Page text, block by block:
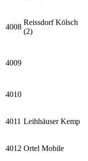
4008
Reissdorf Kölsch
(2)
4009
4010
4011 Leihhäuser Kemp
4012 Ortel Mobile